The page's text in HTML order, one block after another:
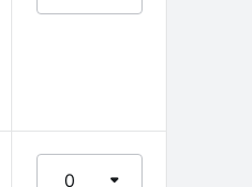
0